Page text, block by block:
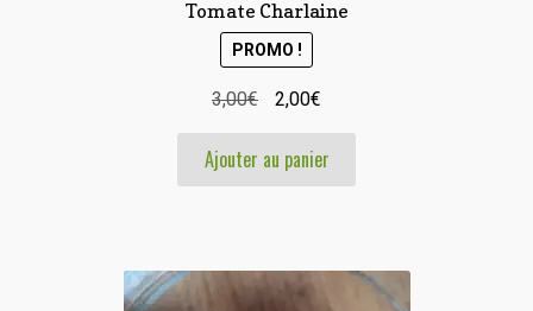
Tomate Charlaine
PROMO !
3,00€
Le
initial
était :
2,00€Le
actuel
est :
Ajouter au panier